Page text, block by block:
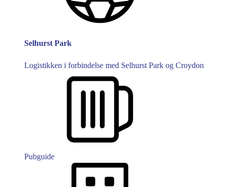
Selhurst Park
Logistikken i forbindelse med Selhurst Park og Croydon
Pubguide